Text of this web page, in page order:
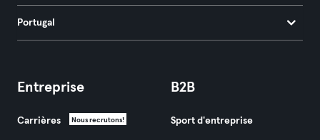
Portugal
Entreprise
Carrières Nous recrutons!
B2B
Sport d'entreprise